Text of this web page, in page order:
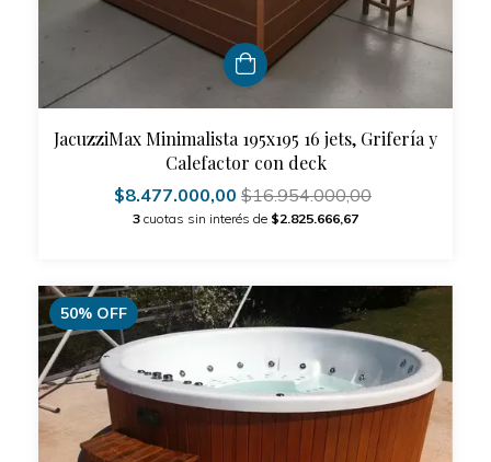
JacuzziMax Minimalista 195x195 16 jets, Grifería y
Calefactor con deck
$8.477.000,00 $16.954.000,00
3 cuotas sin interés de $2.825.666,67
50% OFF